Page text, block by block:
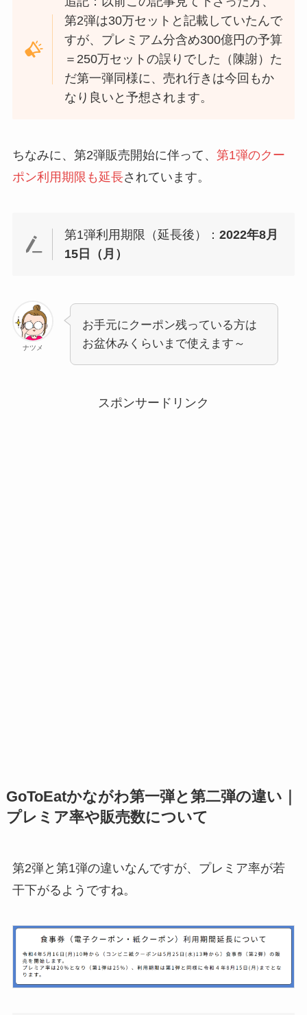
第2弾は30万セットと記載していたんで
すが、プレミアム分含め300億円の予算
＝250万セットの誤りでした（陳謝）た
だ第一弾同様に、売れ行きは今回もか
なり良いと予想されます。
ちなみに、第2弾販売開始に伴って、 第1弾のクー
ポン利用期限も延長されています。
第1弾利用期限（延長後）：2022年8月
15日（月）
ナツメ
お手元にクーポン残っている方は
お盆休みくらいまで使えます～
スポンサードリンク
GoToEatかながわ第一弾と第二弾の違い｜
プレミア率や販売数について
第2弾と第1弾の違いなんですが、プレミア率が若
干下がるようですね。